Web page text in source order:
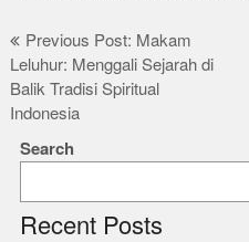
Post
navigation
Previous Post: Makam
Leluhur: Menggali Sejarah di
Balik Tradisi Spiritual
Indonesia
Search
Recent Posts